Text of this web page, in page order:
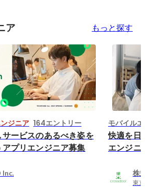
ア もっと探す
ジニア 164エントリー
ービスのあるべき姿を
プリエンジニア募集
Inc.
モバイル
快適を日
エンジニ
株
東京